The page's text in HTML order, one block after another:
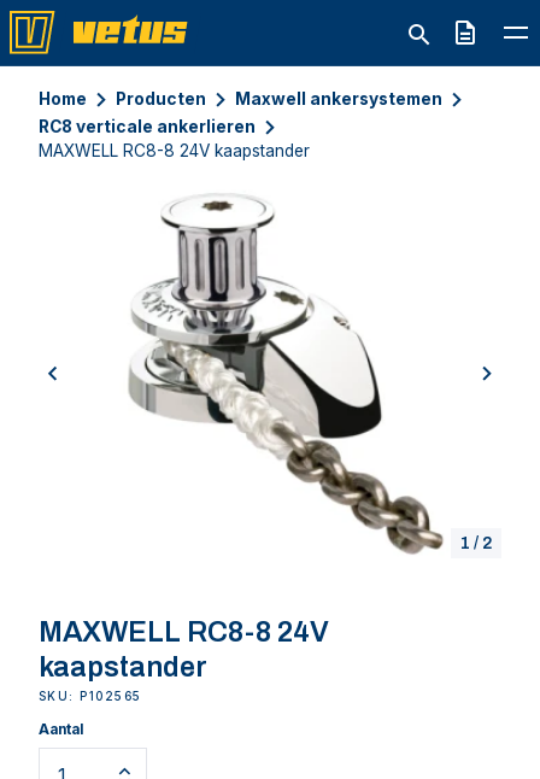
Offerte
Home Producten
Maxwell ankersystemen
RC8 verticale ankerlieren
MAXWELL RC8-8 24V kaapstander
previous next
1 / 2
MAXWELL RC8-8 24V
kaapstander
SKU: P102565
Aantal